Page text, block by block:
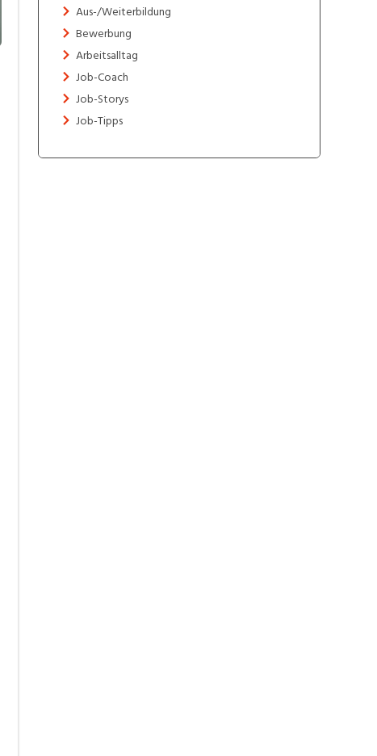
Aus-/Weiterbildung
Bewerbung
Arbeitsalltag
Job-Coach
Job-Storys
Job-Tipps